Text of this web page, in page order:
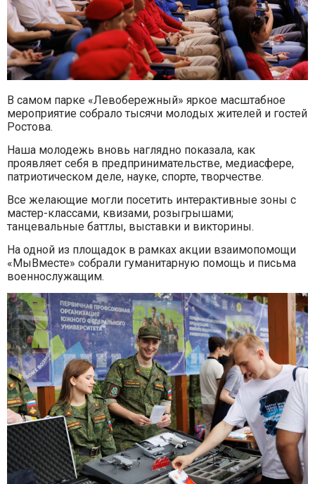
В самом парке «Левобережный» яркое масштабное
мероприятие собрало тысячи молодых жителей и гостей
Ростова.
Наша молодежь вновь наглядно показала, как
проявляет себя в предпринимательстве, медиасфере,
патриотическом деле, науке, спорте, творчестве.
Все желающие могли посетить интерактивные зоны с
мастер-классами, квизами, розыгрышами;
танцевальные баттлы, выставки и викторины.
На одной из площадок в рамках акции взаимопомощи
«МыВместе» собрали гуманитарную помощь и письма
военнослужащим.